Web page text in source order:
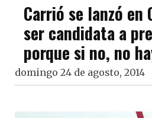
Carrió se lanzó en
ser candidata a
porque si no, no
domingo 24 de agosto, 2014